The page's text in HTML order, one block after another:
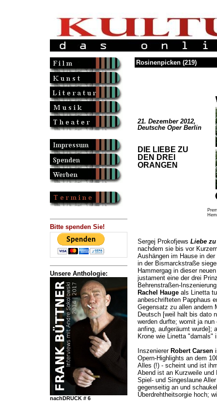
Bitte spenden Sie!
Unsere Anthologie:
nachDRUCK # 6
Rosinenpicken (219)
21. Dezember 2012,
Deutsche Oper Berlin
DIE LIEBE ZU
DEN DREI
ORANGEN
Sergej Prokofjews Liebe
nachdem sie bis vor
Aushängen im Hause in
in der Bismarckstraße
Hammergag in dieser
justament eine der drei
Behrenstraßen-
Rachel Haugeals Linetta
anbeschrifteten Papphaus
Gegensatz zu allen andern
Deutsch [weil halt bis dato
werden durfte; womit ja
anfing, aufgeräumt wurde];
Krone wie Linetta "damals"
Inszenierer Robert Carsen
Opern-Highlights an dem
Alles (!) - scheint und ist
Abend ist an Kurzweile und
Spiel- und Singeslaune
gegenseitig an und
Überdrehtheitsorgie hoch;